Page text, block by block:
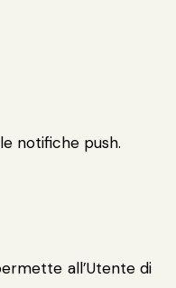
notifiche push.
all’Utente di